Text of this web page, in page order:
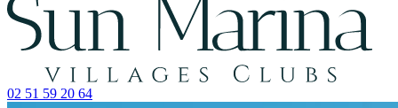
02 51 59 20 64